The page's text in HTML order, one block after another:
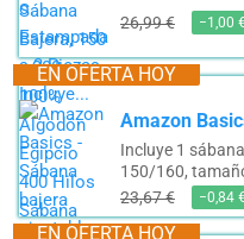
26,99 € −1,00 €
EN OFERTA HOY
Incluye 1
150/160,
23,67 €
−0,84 €
EN OFERTA HOY